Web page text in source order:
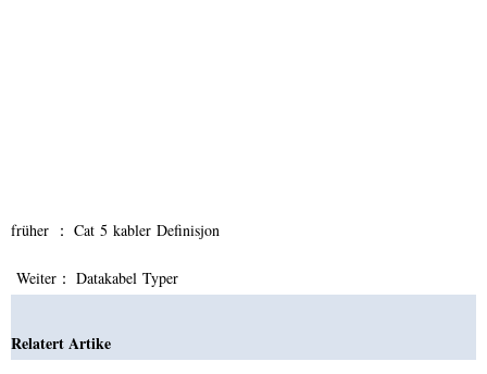
früher ： Cat 5 kabler Definisjon
Weiter： Datakabel Typer
Relatert Artike